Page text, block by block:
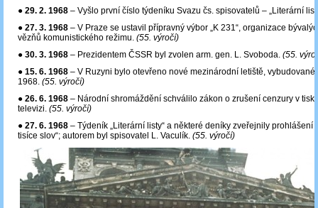
● 29. 2. 1968 – Vyšlo první číslo týdeníku Svazu čs. spisovatelů – „Literární
● 27. 3. 1968 – V Praze se ustavil přípravný výbor „K 231“, organizace
vězňů komunistického režimu. (55. výročí)
● 30. 3. 1968 – Prezidentem ČSSR byl zvolen arm. gen. L. Svoboda. (55.
● 15. 6. 1968 – V Ruzyni bylo otevřeno nové mezinárodní letiště, vybudované
1968. (55. výročí)
● 26. 6. 1968 – Národní shromáždění schválilo zákon o zrušení cenzury v
televizi. (55. výročí)
● 27. 6. 1968 – Týdeník „Literární listy“ a některé deníky zveřejnily prohlášení
tisíce slov“; autorem byl spisovatel L. Vaculík. (55. výročí)